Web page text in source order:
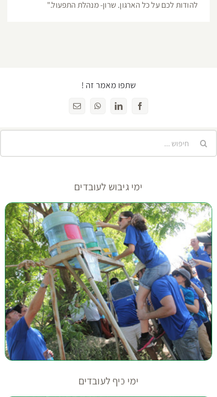
להודות לכם על כל הארגון. שרון- מנהלת התפעול."
שתפו מאמר זה !
Facebook
LinkedIn
WhatsAppכתובת
ימי גיבוש לעובדים
ימי כיף לעובדים